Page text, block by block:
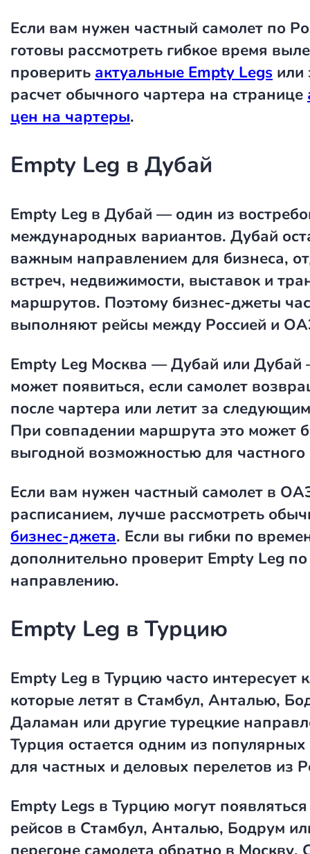
Если вам нужен частный самолет по
готовы рассмотреть гибкое время
проверить актуальные Empty Legs или
расчет обычного чартера на странице
цен на чартеры.
Empty Leg в Дубай
Empty Leg в Дубай — один из
международных вариантов. Дубай
важным направлением для бизнеса,
встреч, недвижимости, выставок и
маршрутов. Поэтому бизнес-джеты
выполняют рейсы между Россией и
Empty Leg Москва — Дубай или
может появиться, если самолет
после чартера или летит за
При совпадении маршрута это может
выгодной возможностью для частного
Если вам нужен частный самолет в
расписанием, лучше рассмотреть
бизнес-джета. Если вы гибки по
дополнительно проверит Empty Leg по
направлению.
Empty Leg в Турцию
Empty Leg в Турцию часто интересует
которые летят в Стамбул, Анталью,
Даламан или другие турецкие
Турция остается одним из
для частных и деловых перелетов из
Empty Legs в Турцию могут
рейсов в Стамбул, Анталью, Бодрум